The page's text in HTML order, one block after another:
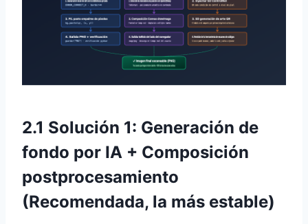
2.1 Solución 1: Generación de
fondo por IA + Composición
postprocesamiento
(Recomendada, la más estable)